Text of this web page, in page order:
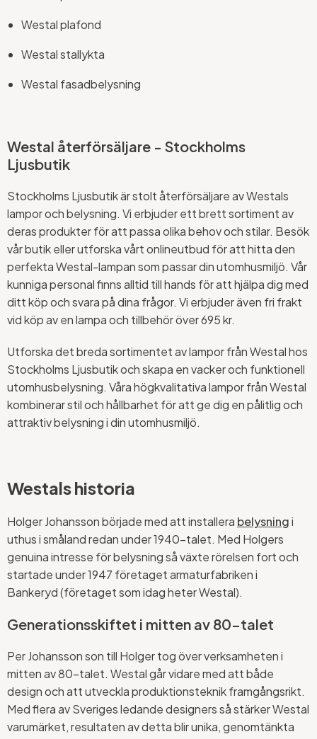
Westal plafond
Westal stallykta
Westal fasadbelysning
Westal återförsäljare - Stockholms
Ljusbutik
Stockholms Ljusbutik är stolt återförsäljare av Westals
lampor och belysning. Vi erbjuder ett brett sortiment av
deras produkter för att passa olika behov och stilar. Besök
vår butik eller utforska vårt onlineutbud för att hitta den
perfekta Westal-lampan som passar din utomhusmiljö. Vår
kunniga personal finns alltid till hands för att hjälpa dig med
ditt köp och svara på dina frågor. Vi erbjuder även fri frakt
vid köp av en lampa och tillbehör över 695 kr.
Utforska det breda sortimentet av lampor från Westal hos
Stockholms Ljusbutik och skapa en vacker och funktionell
utomhusbelysning. Våra högkvalitativa lampor från Westal
kombinerar stil och hållbarhet för att ge dig en pålitlig och
attraktiv belysning i din utomhusmiljö.
Westals historia
Holger Johansson började med att installera belysningi
uthus i småland redan under 1940-talet. Med Holgers
genuina intresse för belysning så växte rörelsen fort och
startade under 1947 företaget armaturfabriken i
Bankeryd (företaget som idag heter Westal).
Generationsskiftet i mitten av 80-talet
Per Johansson son till Holger tog över verksamheten i
mitten av 80-talet. Westal går vidare med att både
design och att utveckla produktionsteknik framgångsrikt.
Med flera av Sveriges ledande designers så stärker Westal
varumärket, resultaten av detta blir unika, genomtänkta